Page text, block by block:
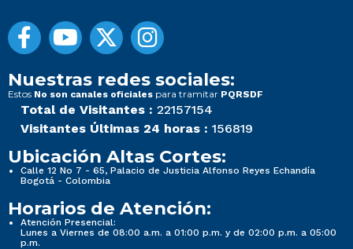
Nuestras redes sociales:
Estos No son canales oficiales para tramitar PQRSDF
Total de Visitantes : 22157154
Visitantes Últimas 24 horas : 156819
Ubicación Altas Cortes:
Calle 12 No 7 - 65, Palacio de Justicia Alfonso Reyes Echandía
Bogotá - Colombia
Horarios de Atención:
Atención Presencial:
Lunes a Viernes de 08:00 a.m. a 01:00 p.m. y de 02:00 p.m. a 05:00
p.m.